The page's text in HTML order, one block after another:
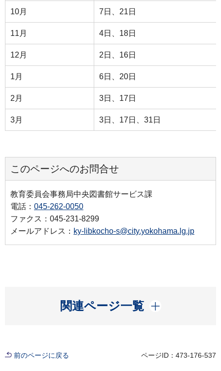
10月 7日、21日
11月 4日、18日
12月 2日、16日
1月 6日、20日
2月 3日、17日
3月 3日、17日、31日
このページへのお問合せ
教育委員会事務局中央図書館サービス課
電話： 045-262-0050
ファクス：045-231-8299
メールアドレス： ky-libkocho-s@city.yokohama.lg.jp
関連ページ一覧
開く
前のページに戻る ページID：473-176-537